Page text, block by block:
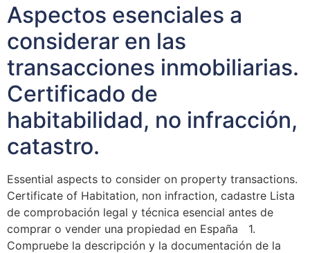
Aspectos esenciales a
considerar en las
transacciones inmobiliarias.
Certificado de
habitabilidad, no infracción,
catastro.
Essential aspects to consider on property transactions.
Certificate of Habitation, non infraction, cadastre Lista
de comprobación legal y técnica esencial antes de
comprar o vender una propiedad en España 1.
Compruebe la descripción y la documentación de la